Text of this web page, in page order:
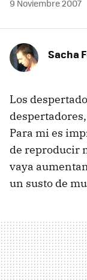
9 Noviembre 2007
Sacha
Los
Para mi es
de reproducir
vaya
un susto de